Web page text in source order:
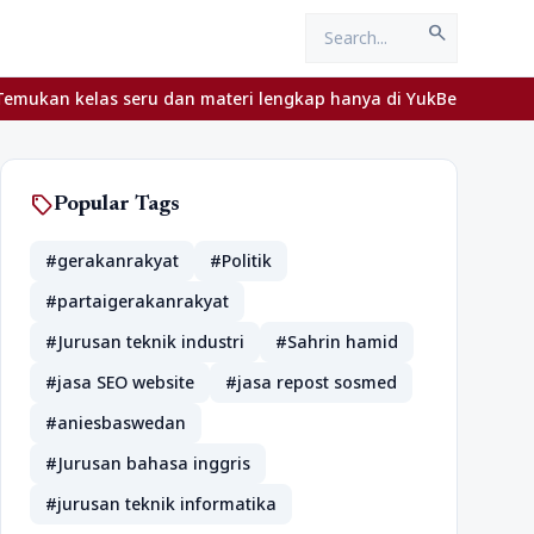
search
dan materi lengkap hanya di YukBelajar.com. Mulai
sellPopular Tags
#gerakanrakyat
#Politik
#partaigerakanrakyat
#Jurusan teknik industri
#Sahrin hamid
#jasa SEO website
#jasa repost sosmed
#aniesbaswedan
#Jurusan bahasa inggris
#jurusan teknik informatika